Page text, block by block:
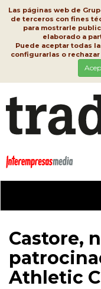
Las páginas web de
de terceros con fines
para mostrarle
elaborado a
Puede aceptar todas
configurarlas o rechazar
Castore,
Athletic